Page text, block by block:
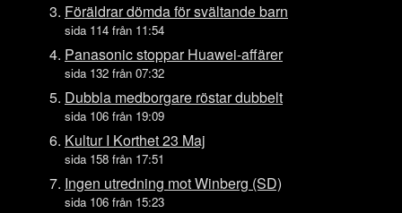
Tors 23 juli
Ons 22 juli
Tis 21 juli
Mån 20 juli
Sön 19 juli
Lör 18 juli
Fre 17 juli
Tors 16 juli
Föräldrar dömda för svältande barn
sida 114 från 11:54
Panasonic stoppar Huawei-affärer
sida 132 från 07:32
Dubbla medborgare röstar dubbelt
sida 106 från 19:09
Kultur I Korthet 23 Maj
sida 158 från 17:51
Ingen utredning mot Winberg (SD)
sida 106 från 15:23